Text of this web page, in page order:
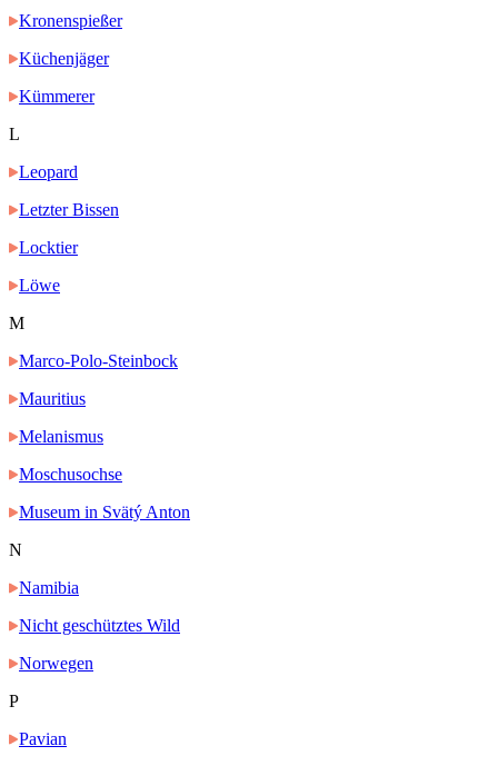
Kronenspießer
Küchenjäger
Kümmerer
L
Leopard
Letzter Bissen
Locktier
Löwe
M
Marco-Polo-Steinbock
Mauritius
Melanismus
Moschusochse
Museum in Svätý Anton
N
Namibia
Nicht geschütztes Wild
Norwegen
P
Pavian